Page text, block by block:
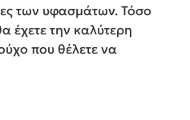
των υφασμάτων. Τόσο
έχετε την καλύτερη
που θέλετε να